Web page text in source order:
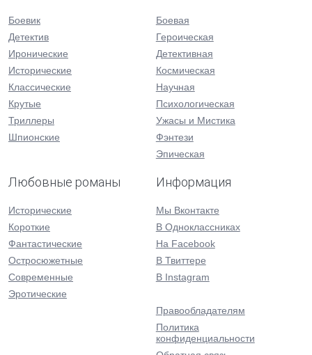
Боевик
Детектив
Иронические
Исторические
Классические
Крутые
Триллеры
Шпионские
Боевая
Героическая
Детективная
Космическая
Научная
Психологическая
Ужасы и Мистика
Фэнтези
Эпическая
Любовные романы
Исторические
Короткие
Фантастические
Остросюжетные
Современные
Эротические
Информация
Мы Вконтакте
В Одноклассниках
На Facebook
В Твиттере
В Instagram
Правообладателям
Политика
конфиденциальности